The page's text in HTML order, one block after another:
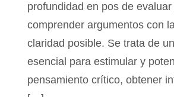
profundidad en pos de evaluar
comprender argumentos con
claridad posible. Se trata de
esencial para estimular y
pensamiento crítico, obtener